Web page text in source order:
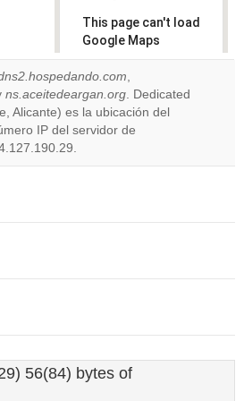
This page can't load
Google Maps
correctly.
Do you
own this
website?
,
ns.aceitedeargan.org. Dedicated
Alicante) es la ubicación del
IP del servidor de
56(84) bytes of